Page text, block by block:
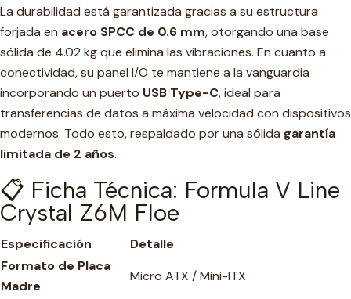
La durabilidad está garantizada gracias a su estructura
forjada en acero SPCC de 0.6 mm, otorgando una base
sólida de 4.02 kg que elimina las vibraciones. En cuanto a
conectividad, su panel I/O te mantiene a la vanguardia
incorporando un puerto USB Type-C, ideal para
transferencias de datos a máxima velocidad con dispositivos
modernos. Todo esto, respaldado por una sólida garantía
limitada de 2 años.
📋 Ficha Técnica: Formula V Line
Crystal Z6M Floe
Especificación
Detalle
Formato de Placa
Madre
Micro ATX / Mini-ITX